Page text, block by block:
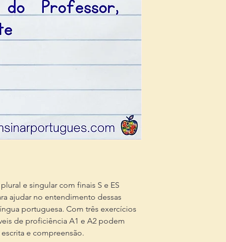
e singular com finais S e ES
ajudar no entendimento dessas
portuguesa. Com três exercícios
de proficiência A1 e A2 podem
e compreensão.